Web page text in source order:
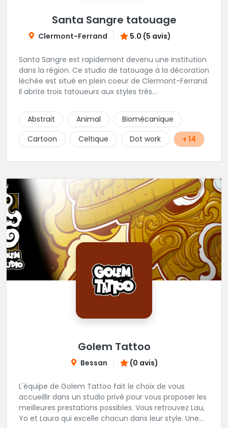
Santa Sangre tatouage
Clermont-Ferrand 5.0 (5 avis)
Santa Sangre est rapidement devenu une institution
dans la région. Ce studio de tatouage à la décoration
léchée est situé en plein coeur de Clermont-Ferrand.
Il abrite trois tatoueurs aux styles très
la créativité. Le studio est installé en duplex, laissant
à chacun sa part d'intimité. Une superbe adresse en
Auvergne.
Abstrait Animal
Biomécanique
Cartoon
Celtique Dot work + 14
Golem Tattoo
Bessan (0 avis)
L'équipe de Golem Tattoo fait le choix de vous
accueillir dans un studio privé pour vous proposer les
meilleures prestations possibles. Vous retrouvez Lau,
Yo et Laura qui excelle chacun dans leur style. Une